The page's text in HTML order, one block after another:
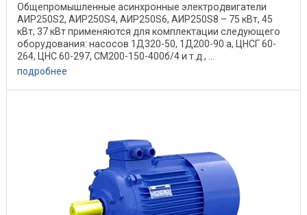
Общепромышленные асинхронные электродвигатели
АИР250S2, АИР250S4, АИР250S6, АИР250S8 – 75 кВт, 45
кВт, 37 кВт применяются для комплектации следующего
оборудования: насосов 1Д320-50, 1Д200-90 а, ЦНСГ 60-
264, ЦНС 60-297, СМ200-150-400б/4 и т.д., ...
подробнее